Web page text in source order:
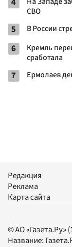
СВО
5 В России
6
Кремль
сработала
7 Ермолаев
Редакция
Реклама
Карта сайта
© АО «Газета.Ру»
Название: